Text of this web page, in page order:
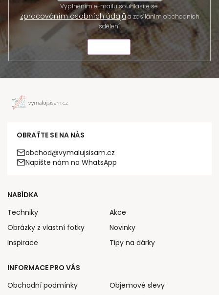
Vyplněním e-mailu souhlasíte se
zpracováním osobních údajůa zasíláním obchodních
sdělení.
OBRAŤTE SE NA NÁS
obchod@vymalujsisam.cz
Napište nám na WhatsApp
NABÍDKA
Techniky
Obrázky z vlastní fotky
Inspirace
Akce
Novinky
Tipy na dárky
INFORMACE PRO VÁS
Obchodní podmínky
Objemové slevy